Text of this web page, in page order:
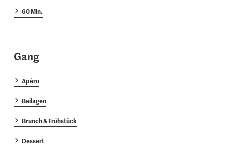
60 Min.
Gang
Apéro
Beilagen
Brunch & Frühstück
Dessert